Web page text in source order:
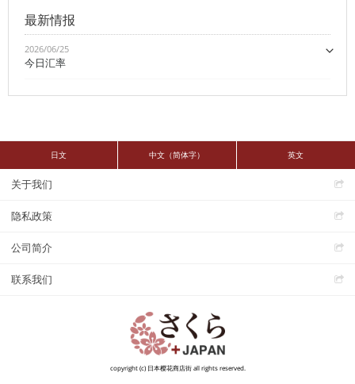
最新情报
2026/06/25
今日汇率
日文 中文（简体字） 英文
关于我们
隐私政策
公司简介
联系我们
copyright (c) 日本樱花商店街 all rights reserved.